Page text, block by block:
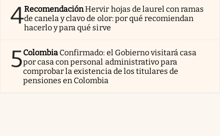
4RecomendaciónHervir hojas de laurel con ramas
de canela y clavo de olor: por qué recomiendan
hacerlo y para qué sirve
5Colombia Confirmado: el Gobierno visitará casa
por casa con personal administrativo para
comprobar la existencia de los titulares de
pensiones en Colombia